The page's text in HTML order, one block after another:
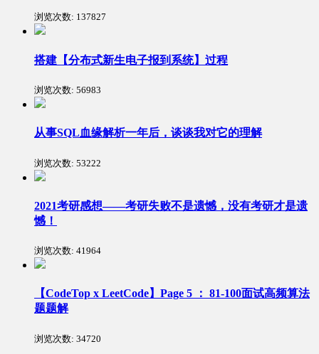
浏览次数: 137827
搭建【分布式新生电子报到系统】过程
浏览次数: 56983
从事SQL血缘解析一年后，谈谈我对它的理解
浏览次数: 53222
2021考研感想——考研失败不是遗憾，没有考研才是遗
憾！
浏览次数: 41964
【CodeTop x LeetCode】Page 5 ： 81-100面试高频算法
题题解
浏览次数: 34720